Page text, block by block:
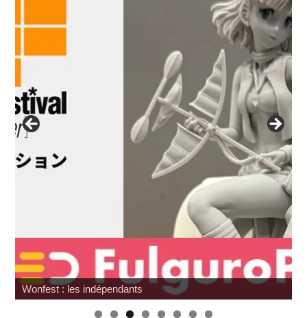
Wonfest : les indépendants